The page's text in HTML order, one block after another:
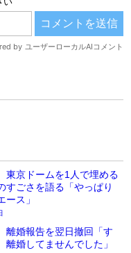
東京ドームを1人で埋める
すごさを語る「やっぱり
ース」
離婚報告を翌日撤回「す
離婚してませんでした」